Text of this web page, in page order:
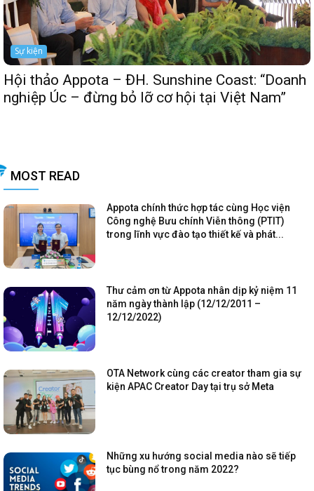
Sự kiện
Hội thảo Appota – ĐH. Sunshine Coast: “Doanh
nghiệp Úc – đừng bỏ lỡ cơ hội tại Việt Nam”
MOST READ
Appota chính thức hợp tác cùng Học viện
Công nghệ Bưu chính Viễn thông (PTIT)
trong lĩnh vực đào tạo thiết kế và phát...
Thư cảm ơn từ Appota nhân dịp kỷ niệm 11
năm ngày thành lập (12/12/2011 –
12/12/2022)
OTA Network cùng các creator tham gia sự
kiện APAC Creator Day tại trụ sở Meta
Những xu hướng social media nào sẽ tiếp
tục bùng nổ trong năm 2022?